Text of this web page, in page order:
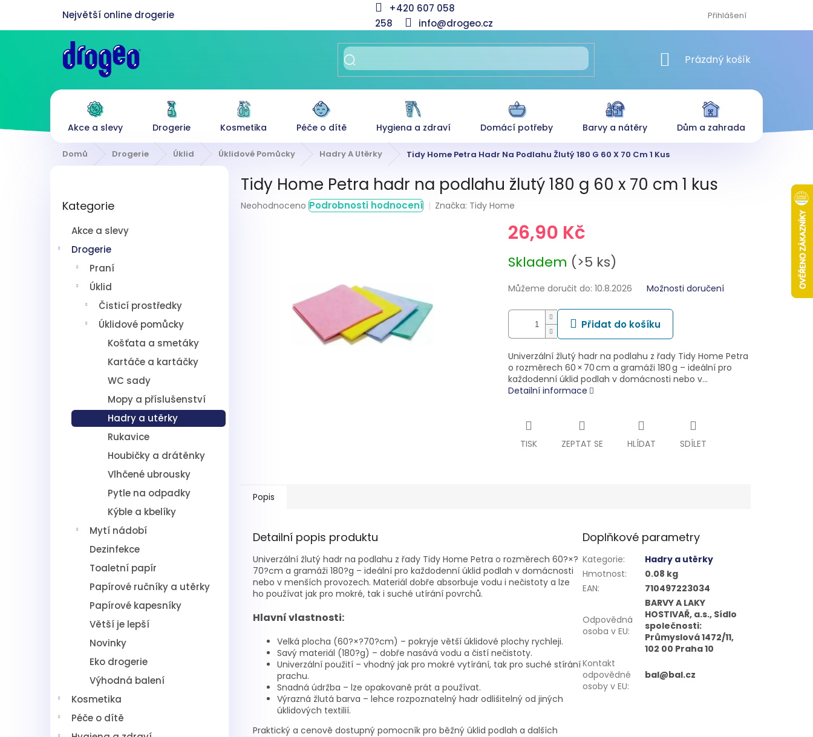
obsah
+420 607 058
258
info@drogeo.cz
Přihlášení
NÁKUPNÍ KOŠÍK
Prázdný košík
Akce a slevy Drogerie Kosmetika Péče o dítě Hygiena a zdraví Domácí potřeby Barvy a nátěry Dům a zahrada
Domů Drogerie Úklid Úklidové Pomůcky Hadry A Utěrky Tidy Home Petra Hadr Na Podlahu Žlutý 180 G 60 X 70 Cm 1 Kus
kategorie
Kategorie
Akce a slevy
Drogerie
Praní
Úklid
Čisticí prostředky
Úklidové pomůcky
Košťata a smetáky
Kartáče a kartáčky
WC sady
Mopy a příslušenství
Hadry a utěrky
Rukavice
Houbičky a drátěnky
Vlhčené ubrousky
Pytle na odpadky
Kýble a kbelíky
Mytí nádobí
Dezinfekce
Toaletní papír
Papírové ručníky a utěrky
Papírové kapesníky
Větší je lepší
Novinky
Eko drogerie
Výhodná balení
Kosmetika
Péče o dítě
Tidy Home Petra hadr na podlahu žlutý 180 g 60 x 70 cm 1 kus
Průměrné
Neohodnoceno Podrobnosti hodnocení Značka: Tidy Home
26,90 Kč
cena:
Skladem (>5 ks)
Můžeme doručit do: 10.8.2026 Možnosti doručení
Přidat do košíku
Univerzální žlutý hadr na podlahu z řady Tidy Home Petra
o rozměrech 60 × 70 cm a gramáži 180 g – ideální pro
každodenní úklid podlah v domácnosti nebo v…
Detailní informace
TISK ZEPTAT SE HLÍDAT SDÍLET
Popis
Detailní popis produktu
Univerzální žlutý hadr na podlahu z řady Tidy Home Petra o rozměrech 60?×?
70?cm a gramáži 180?g – ideální pro každodenní úklid podlah v domácnosti
nebo v menších provozech. Materiál dobře absorbuje vodu i nečistoty a lze
ho používat jak pro mokré, tak i suché utírání povrchů.
Hlavní vlastnosti:
Velká plocha (60?×?70?cm) – pokryje větší úklidové plochy rychleji.
Savý materiál (180?g) – dobře nasává vodu a čistí nečistoty.
Univerzální použití – vhodný jak pro mokré vytírání, tak pro suché stírání
prachu.
Snadná údržba – lze opakovaně prát a používat.
Výrazná žlutá barva – lehce rozpoznatelný hadr odlišitelný od jiných
úklidových textilií.
Praktický a cenově dostupný pomocník pro běžný úklid podlah a dalších
Doplňkové parametry
Kategorie:
Hadry a utěrky
Hmotnost:
0.08 kg
EAN: 710497223034
Odpovědná
osoba v EU:
BARVY A LAKY
HOSTIVAŘ, a.s., Sídlo
společnosti:
Průmyslová 1472/11,
102 00 Praha 10
Kontakt
odpovědné
osoby v EU:
bal@bal.cz